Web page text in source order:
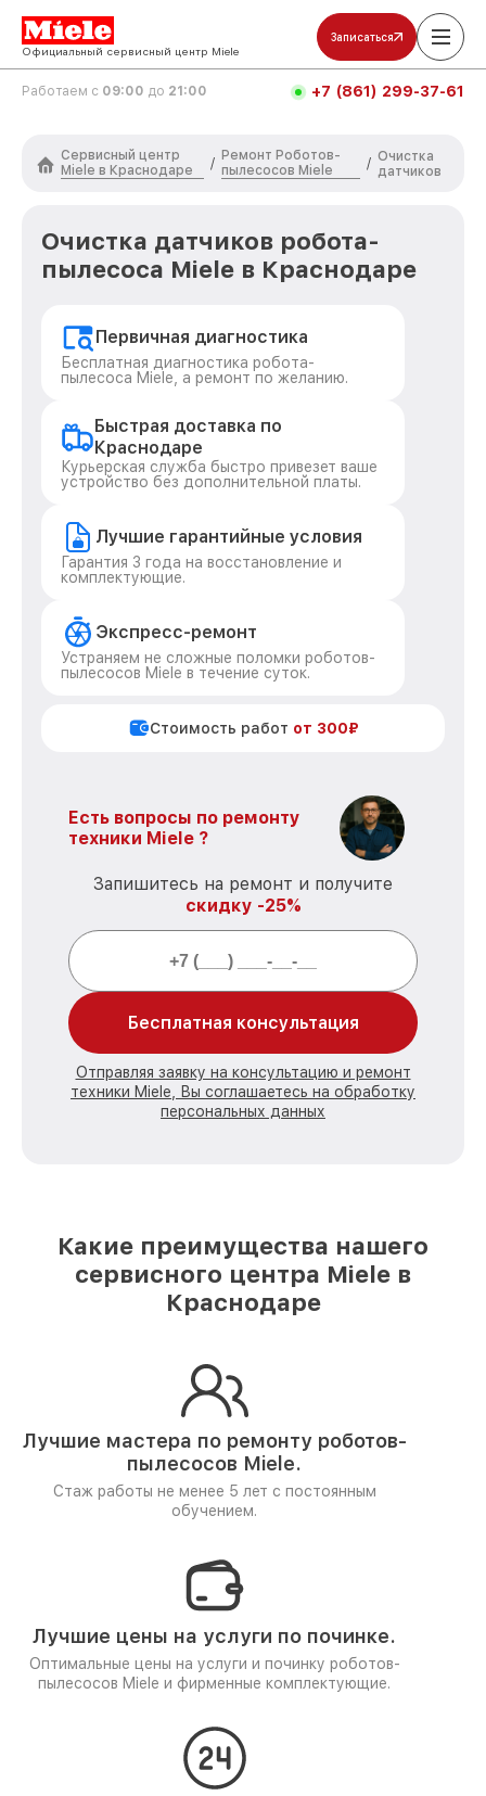
Официальный сервисный центр Miele
Записаться
Работаем с 09:00 до 21:00 +7 (861) 299-37-61
Сервисный центр
Miele в Краснодаре
/
Ремонт Роботов-
пылесосов Miele
/ Очистка
датчиков
Очистка датчиков робота-
пылесоса Miele в Краснодаре
Первичная диагностика
Бесплатная диагностика робота-
пылесоса Miele, а ремонт по желанию.
Быстрая доставка по
Краснодаре
Курьерская служба быстро привезет ваше
устройство без дополнительной платы.
Лучшие гарантийные условия
Гарантия 3 года на восстановление и
комплектующие.
Экспресс-ремонт
Устраняем не сложные поломки роботов-
пылесосов Miele в течение суток.
Стоимость работ от 300₽
Есть вопросы по ремонту
техники Miele ?
Запишитесь на ремонт и получите
скидку -25%
Бесплатная консультация
Отправляя заявку на консультацию и ремонт
техники Miele, Вы соглашаетесь на обработку
персональных данных
Какие преимущества нашего
сервисного центра Miele в
Краснодаре
Лучшие мастера по ремонтуроботов-
пылесосов Miele.
Стаж работы не менее 5 лет с постоянным
обучением.
Лучшие цены на услуги по починке.
Оптимальные цены на услуги и починку роботов-
пылесосов Miele и фирменные комплектующие.